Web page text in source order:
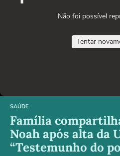
Não foi possível
Tentar
SAÚDE
Família
Noah após alta da
“Testemunho do